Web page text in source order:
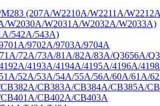
(207A/W2210A/W2211A/
W2030A/W2031A/W2032A/W2033A)
542A/543A)
9702A/9703A/9704A
72A/73A/81A/82A/83A/Q3656A/
4193A/4194A/4195A/4196A/
52A/53A/54A/55A/56A/60A/61A/
CB383A/CB384A/CB385A/
CB402A/CB403A